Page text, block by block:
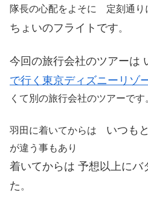
隊長の心配をよそに 定刻通り
ちょいのフライトです。
今回の旅行会社のツアーは
で行く東京ディズニーリゾ
くて別の旅行会社のツアーです
羽田に着いてからは いつも
が違う事もあり
着いてからは 予想以上にバ
た 。